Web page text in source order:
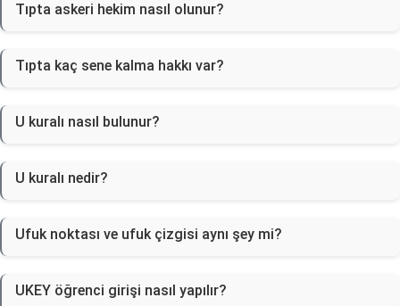
Tıpta askeri hekim nasıl olunur?
Tıpta kaç sene kalma hakkı var?
U kuralı nasıl bulunur?
U kuralı nedir?
Ufuk noktası ve ufuk çizgisi aynı şey mi?
UKEY öğrenci girişi nasıl yapılır?